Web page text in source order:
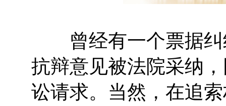
曾经有一个票据纠
抗辩意见被法院采纳
讼请求。当然，在追